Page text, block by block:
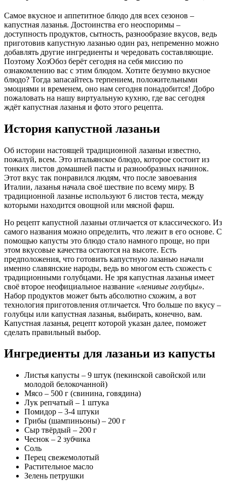
Самое вкусное и аппетитное блюдо для всех сезонов –
капустная лазанья. Достоинства его неоспоримы –
доступность продуктов, сытность, разнообразие вкусов, ведь
приготовив капустную лазанью один раз, непременно можно
добавлять другие ингредиенты и чередовать составляющие.
Поэтому ХозОбоз берёт сегодня на себя миссию по
ознакомлению вас с этим блюдом. Хотите безумно вкусное
блюдо? Тогда запасайтесь терпением, положительными
эмоциями и временем, оно нам сегодня понадобится! Добро
пожаловать на нашу виртуальную кухню, где вас сегодня
ждёт капустная лазанья и фото этого рецепта.
История капустной лазаньи
Об истории настоящей традиционной лазаньи известно,
пожалуй, всем. Это итальянское блюдо, которое состоит из
тонких листов домашней пасты и разнообразных начинок.
Этот вкус так понравился людям, что после завоевания
Италии, лазанья начала своё шествие по всему миру. В
традиционной лазанье используют 6 листов теста, между
которыми находится овощной или мясной фарш.
Но рецепт капустной лазаньи отличается от классического. Из
самого названия можно определить, что лежит в его основе. С
помощью капусты это блюдо стало намного проще, но при
этом вкусовые качества остаются на высоте. Есть
предположения, что готовить капустную лазанью начали
именно славянские народы, ведь во многом есть схожесть с
традиционными голубцами. Не зря капустная лазанья имеет
своё второе неофициальное название «ленивые голубцы».
Набор продуктов может быть абсолютно схожим, а вот
технология приготовления отличается. Что больше по вкусу –
голубцы или капустная лазанья, выбирать, конечно, вам.
Капустная лазанья, рецепт которой указан далее, поможет
сделать правильный выбор.
Ингредиенты для лазаньи из капусты
Листья капусты – 9 штук (пекинской савойской или
молодой белокочанной)
Мясо – 500 г (свинина, говядина)
Лук репчатый – 1 штука
Помидор – 3-4 штуки
Грибы (шампиньоны) – 200 г
Сыр твёрдый – 200 г
Чеснок – 2 зубчика
Соль
Перец свежемолотый
Растительное масло
Зелень петрушки